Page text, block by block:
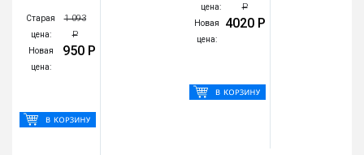
Старая
цена:
1 093
Р
Новая
цена:
950 Р
цена:
Р
Новая
цена:
4020 Р